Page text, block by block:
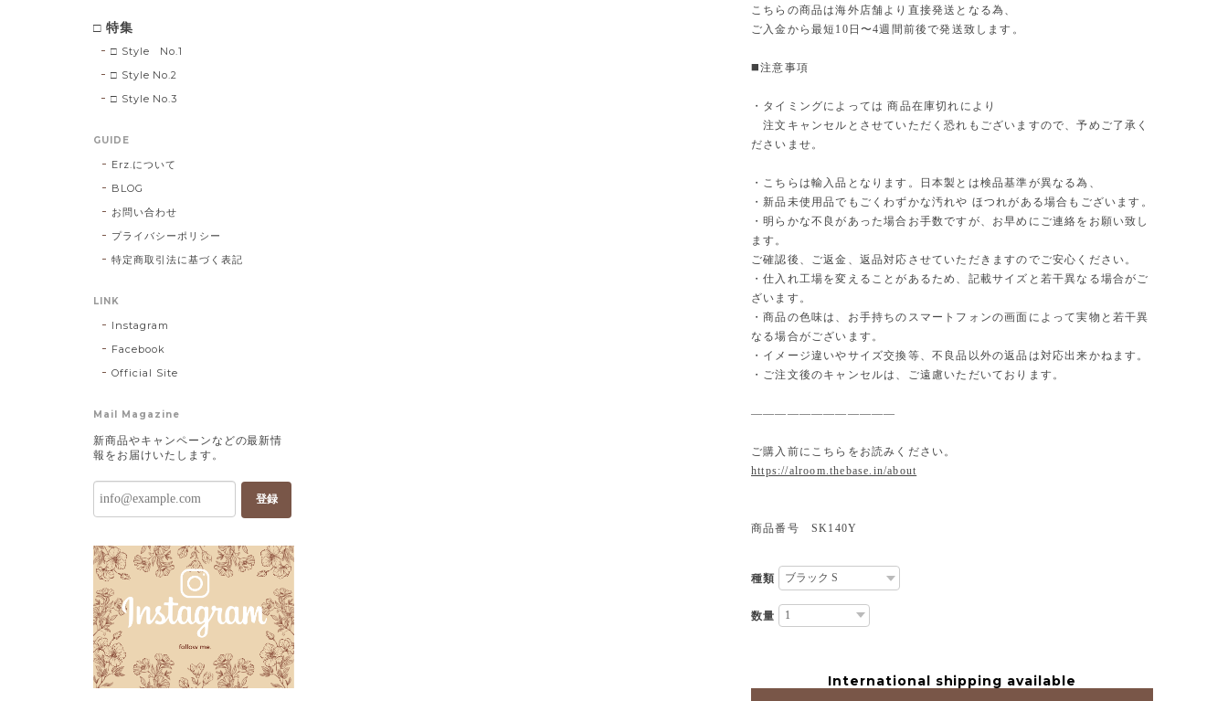
こちらの商品は海外店舗より直接発送となる為、
ご入金から最短10日〜4週間前後で発送致します。
◼️注意事項
・タイミングによっては 商品在庫切れにより
注文キャンセルとさせていただく恐れもございますので、予めご了承く
ださいませ。
・こちらは輸入品となります。日本製とは検品基準が異なる為、
・新品未使用品でもごくわずかな汚れや ほつれがある場合もございます。
・明らかな不良があった場合お手数ですが、お早めにご連絡をお願い致し
ます。
ご確認後、ご返金、返品対応させていただきますのでご安心ください。
・仕入れ工場を変えることがあるため、記載サイズと若干異なる場合がご
ざいます。
・商品の色味は、お手持ちのスマートフォンの画面によって実物と若干異
なる場合がございます。
・イメージ違いやサイズ交換等、不良品以外の返品は対応出来かねます。
・ご注文後のキャンセルは、ご遠慮いただいております。
————————————
ご購入前にこちらをお読みください。
https://alroom.thebase.in/about
商品番号 SK140Y
種類
数量
International shipping available
□ 特集
□ Style No.1
□ Style No.2
□ Style No.3
GUIDE
Erz.について
BLOG
お問い合わせ
プライバシーポリシー
特定商取引法に基づく表記
LINK
Instagram
Facebook
Official Site
Mail Magazine
新商品やキャンペーンなどの最新情
報をお届けいたします。
登録